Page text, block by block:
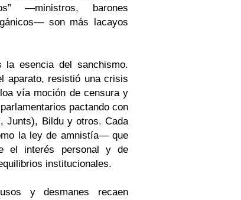
—ministros, barones
son más lacayos
la esencia del sanchismo.
aparato, resistió una crisis
vía moción de censura y
pactando con
Junts), Bildu y otros. Cada
la ley de amnistía— que
el interés personal y de
institucionales.
y desmanes recaen